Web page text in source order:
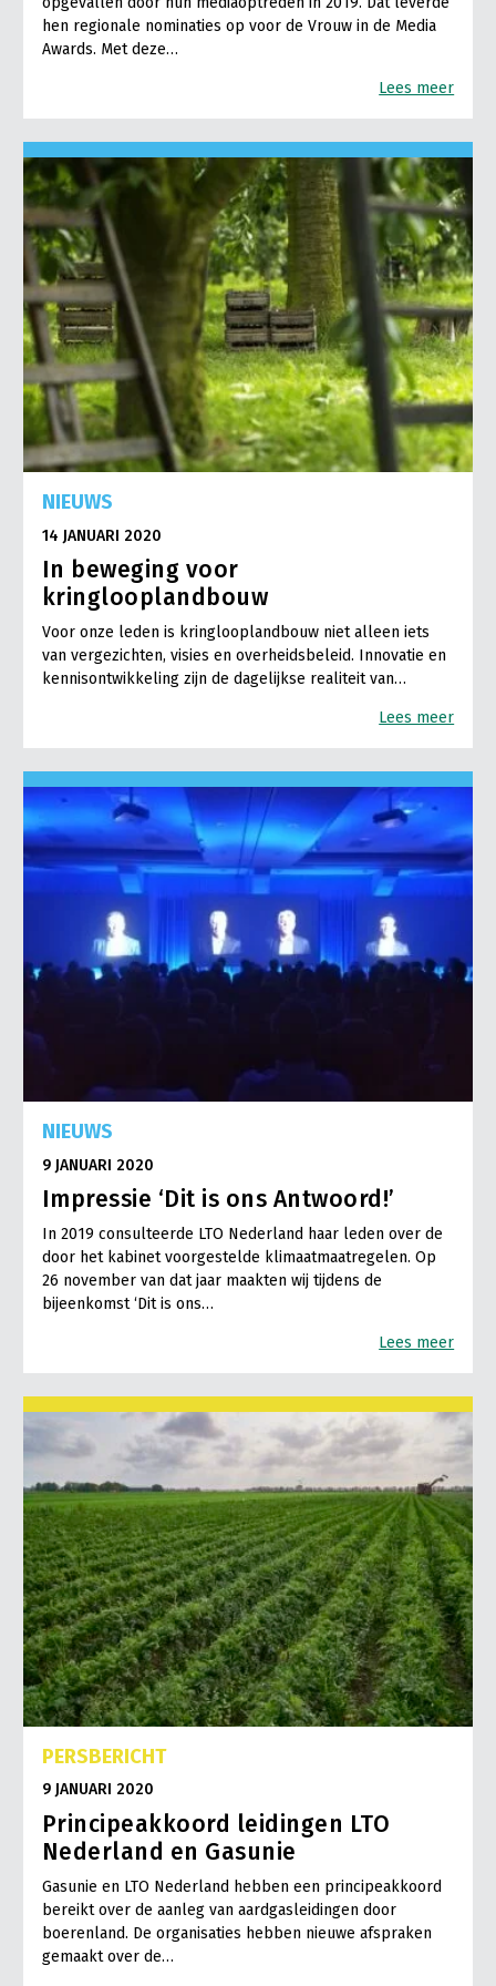
hen regionale nominaties op voor de Vrouw in de Media
Awards. Met deze…
Lees meer
NIEUWS
14 JANUARI 2020
In beweging voor
kringlooplandbouw
Voor onze leden is kringlooplandbouw niet alleen iets
van vergezichten, visies en overheidsbeleid. Innovatie en
kennisontwikkeling zijn de dagelijkse realiteit van…
Lees meer
NIEUWS
9 JANUARI 2020
Impressie ‘Dit is ons Antwoord!’
In 2019 consulteerde LTO Nederland haar leden over de
door het kabinet voorgestelde klimaatmaatregelen. Op
26 november van dat jaar maakten wij tijdens de
bijeenkomst ‘Dit is ons…
Lees meer
PERSBERICHT
9 JANUARI 2020
Principeakkoord leidingen LTO
Nederland en Gasunie
Gasunie en LTO Nederland hebben een principeakkoord
bereikt over de aanleg van aardgasleidingen door
boerenland. De organisaties hebben nieuwe afspraken
gemaakt over de…